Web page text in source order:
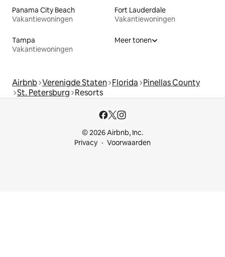
Panama City Beach
Vakantiewoningen
Fort Lauderdale
Vakantiewoningen
Tampa
Vakantiewoningen
Meer tonen
Airbnb Verenigde Staten Florida Pinellas County
St. Petersburg Resorts
© 2026 Airbnb, Inc.
Privacy
Voorwaarden